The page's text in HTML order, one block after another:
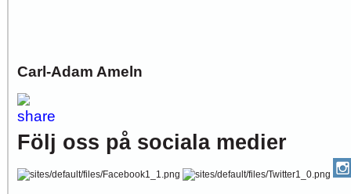
Carl-Adam Ameln
Följ oss på sociala medier